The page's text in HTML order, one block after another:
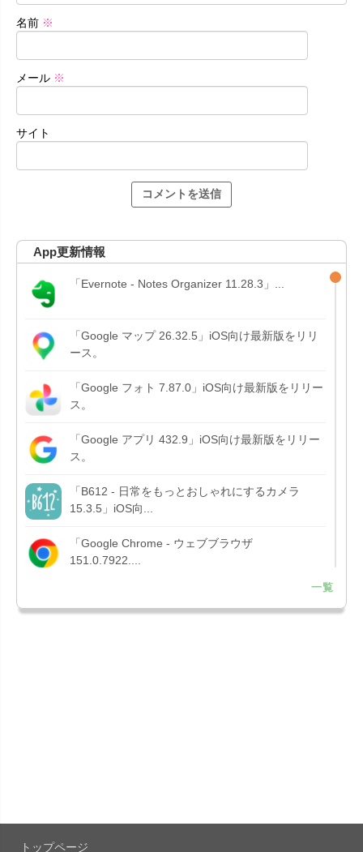
名前 ※
メール ※
サイト
App更新情報
「Evernote - Notes Organizer 11.28.3」...
「Google マップ 26.32.5」iOS向け最新版をリリ
ース。
「Google フォト 7.87.0」iOS向け最新版をリリー
ス。
「Google アプリ 432.9」iOS向け最新版をリリー
ス。
「B612 - 日常をもっとおしゃれにするカメラ
15.3.5」iOS向...
「Google Chrome - ウェブブラウザ
151.0.7922....
「Microsoft OneDrive 18.7.3」iOS向け最新版を...
一覧
トップページ